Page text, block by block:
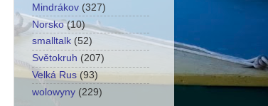
Mindrákov (327)
Norsko (10)
smalltalk (52)
Světokruh (207)
Velká Rus (93)
wolowyny (229)